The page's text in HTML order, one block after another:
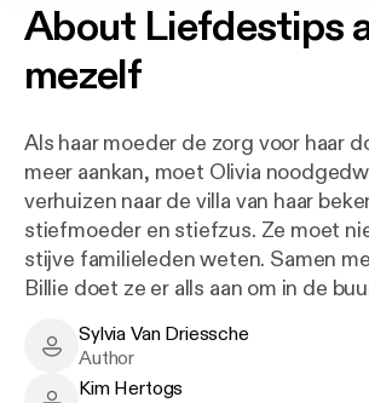
About Liefdestips
mezelf
Als haar moeder de zorg voor haar
meer aankan, moet Olivia noodgedwongen
verhuizen naar de villa van haar
stiefmoeder en stiefzus. Ze moet
stijve familieleden weten. Samen met haar BFF
Billie doet ze er alls aan om in de buurt van haar
ene blunder in de andere. Dan besluit Olivia dat ze
wil leren hoe de liefde werkt, ze verzamelt al haar
Sylvia Van Driessche - Author
Sylvia Van Driessche
Author
Kim Hertogs